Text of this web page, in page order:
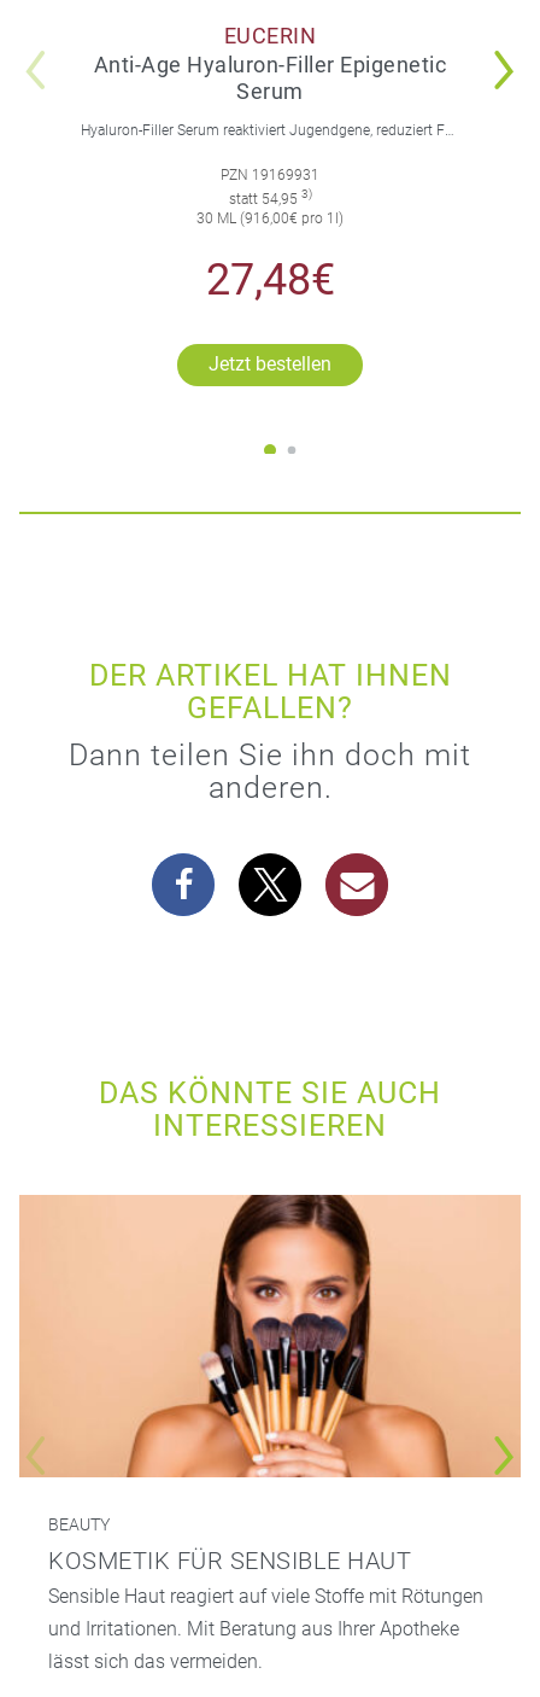
EUCERIN
Anti-Age Hyaluron-Filler Epigenetic
Serum
Hyaluron-Filler Serum reaktiviert Jugendgene, reduziert Falten und feine Linien, spendet intensive Feuchtigkeit und strafft die Gesichtskonturen.
PZN 19169931
statt 54,95 3)
30 ML (916,00€ pro 1l)
27,48€
Jetzt bestellen
DER ARTIKEL HAT IHNEN
GEFALLEN?
Dann teilen Sie ihn doch mit
anderen.
DAS KÖNNTE SIE AUCH
INTERESSIEREN
BEAUTY
KOSMETIK FÜR SENSIBLE HAUT
Sensible Haut reagiert auf viele Stoffe mit Rötungen
und Irritationen. Mit Beratung aus Ihrer Apotheke
lässt sich das vermeiden.